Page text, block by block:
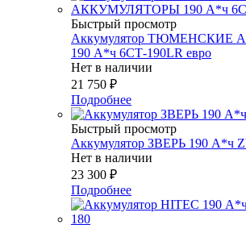
Быстрый просмотр
Аккумулятор
190 А*ч 6СТ-190LR евро
Нет в наличии
21 750 ₽
Подробнее
Быстрый просмотр
Аккумулятор ЗВЕРЬ 190 А*ч
Нет в наличии
23 300 ₽
Подробнее